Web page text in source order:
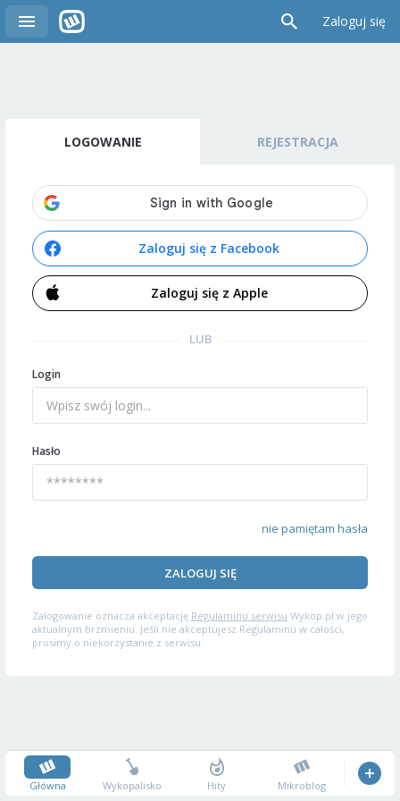
Zaloguj się
LOGOWANIE REJESTRACJA
Zaloguj się z Facebook
Zaloguj się z Apple
LUB
Login
Hasło
nie pamiętam hasła
ZALOGUJ SIĘ
Zalogowanie oznacza akceptację Regulaminu serwisu Wykop.pl w jego
aktualnym brzmieniu. Jeśli nie akceptujesz Regulaminu w całości,
prosimy o niekorzystanie z serwisu.
Główna Wykopalisko Hity Mikroblog